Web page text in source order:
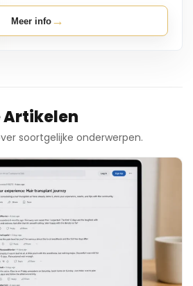
Meer info →
Artikelen
soortgelijke onderwerpen.